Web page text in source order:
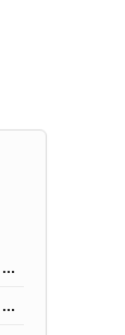
...
...